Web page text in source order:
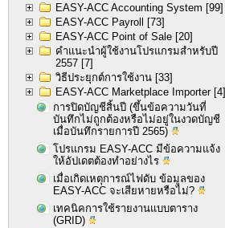
EASY-ACC Accounting System [99]
EASY-ACC Payroll
[73]
EASY-ACC Point of Sale [20]
คำแนะนำผู้ใช้งานโปรแกรมสำหรับปี
2557 [7]
วิธีประยุกต์การใช้งาน [33]
EASY-ACC Marketplace Importer [4]
การปิดบัญชีสิ้นปี (ขึ้นข้อความวันที่
บันทึกไม่ถูกต้องหรือไม่อยู่ในงวดบัญชี
เมื่อบันทึกรายการปี 2565)
โปรแกรม EASY-ACC มีข้อความแจ้ง
ให้อัปเดตต้องทำอย่างไร
เมื่อเกิดเหตุการณ์ไฟดับ ข้อมูลของ
EASY-ACC จะเสียหายหรือไม่?
เทคนิคการใช้รายงานแบบตาราง
(GRID)